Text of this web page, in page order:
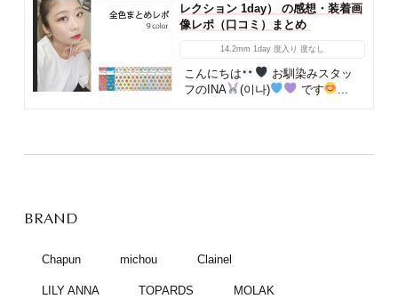
レクション 1day） の感想・装着画
像レポ（口コミ）まとめ
14.2mm 1day 度入り 度なし
こんにちは
お馴染みスタッ
フのINA
(이나) です
BRAND
Chapun michou Clainel
LILY ANNA TOPARDS MOLAK